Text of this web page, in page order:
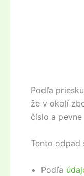
Podľa
že v okolí
číslo a
Tento odpad
Podľa